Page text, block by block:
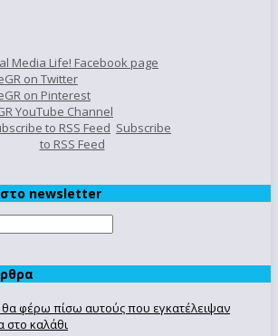
Subscribe
to RSS Feed
newsletter
φέρω πίσω αυτούς που εγκατέλειψαν
στο καλάθι